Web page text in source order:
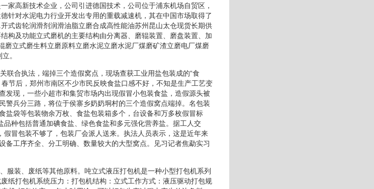
家高新技术企业，公司引进德国技术，公司位于浦东机场自贸区，
针对水泥电力行业开发出专用的重载减速机，其在中国市场取得了
式齿轮润滑剂润滑油脂立磨合成高性能油苏州昆山太仓现货长期供
构及功能立式磨机的主要结构由分离器、磨辊装置、磨盘装置、加
磨立式磨生料立磨原料立磨水泥立磨水泥厂煤磨矿渣立磨电厂煤磨
。
联合执法，端掉三个造假窝点，现场查获工业用盐包装成的“食
节后，郑州市南区不少市民反映食盐口感不好，不知是生产工艺变
发现，一些小超市和集贸市场内出现假冒小包装食盐，造假源头被
警兵分三路，将位于侯寨乡奶奶垌村的三个造假窝点端掉。名包装
盐袋等包装物余万枚、食盐包装箱多个，台设备和万多枚假冒标
品种包括普通加碘食盐、绿色食盐和多元强化营养盐。据工人交
假冒包装不够了，包装厂会派人送来。执法人员表示，这是近年来
备工序齐全、分工明确、数量较大的大型窝点。见习记者焦勐实习
服装、废纸等其他原料。吨立式液压打包机是一种小型打包机系列
纸打包机系统压力：打包机结构：立式工作方式：液压驱动打包规